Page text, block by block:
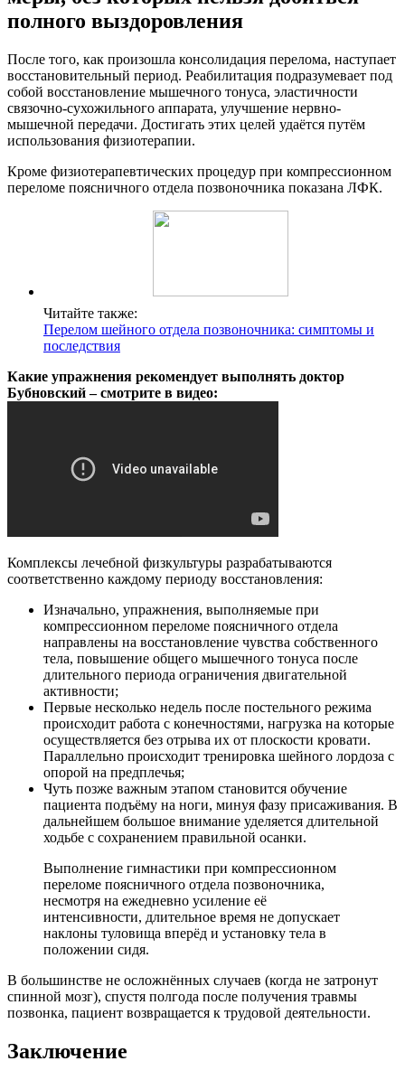
полного выздоровления
После того, как произошла консолидация перелома, наступает
восстановительный период. Реабилитация подразумевает под
собой восстановление мышечного тонуса, эластичности
связочно-сухожильного аппарата, улучшение нервно-
мышечной передачи. Достигать этих целей удаётся путём
использования физиотерапии.
Кроме физиотерапевтических процедур при компрессионном
переломе поясничного отдела позвоночника показана ЛФК.
Читайте также:
Перелом шейного отдела позвоночника: симптомы и
последствия
Какие упражнения рекомендует выполнять доктор
Бубновский – смотрите в видео:
Комплексы лечебной физкультуры разрабатываются
соответственно каждому периоду восстановления:
Изначально, упражнения, выполняемые при
компрессионном переломе поясничного отдела
направлены на восстановление чувства собственного
тела, повышение общего мышечного тонуса после
длительного периода ограничения двигательной
активности;
Первые несколько недель после постельного режима
происходит работа с конечностями, нагрузка на которые
осуществляется без отрыва их от плоскости кровати.
Параллельно происходит тренировка шейного лордоза с
опорой на предплечья;
Чуть позже важным этапом становится обучение
пациента подъёму на ноги, минуя фазу присаживания. В
дальнейшем большое внимание уделяется длительной
ходьбе с сохранением правильной осанки.
Выполнение гимнастики при компрессионном
переломе поясничного отдела позвоночника,
несмотря на ежедневно усиление её
интенсивности, длительное время не допускает
наклоны туловища вперёд и установку тела в
положении сидя.
В большинстве не осложнённых случаев (когда не затронут
спинной мозг), спустя полгода после получения травмы
позвонка, пациент возвращается к трудовой деятельности.
Заключение